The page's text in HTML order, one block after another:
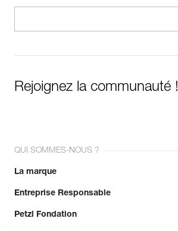
Rejoignez la communauté !
QUI SOMMES-NOUS ?
La marque
Entreprise Responsable
Petzl Fondation